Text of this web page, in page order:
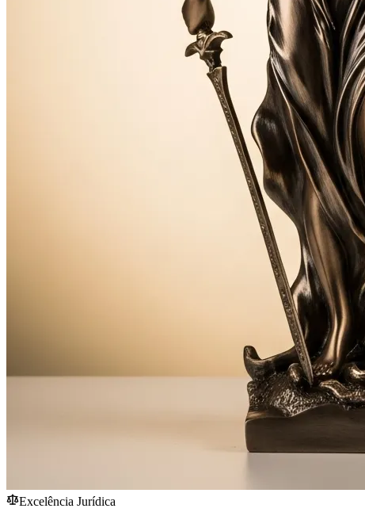
Excelência Jurídica